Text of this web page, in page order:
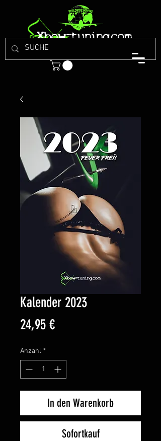
Kalender 2023
24,95 €Preis
Anzahl *
In den Warenkorb
Sofortkauf